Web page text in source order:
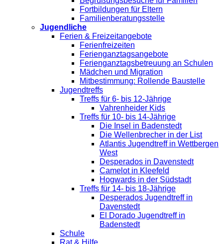
Fortbildungen für Eltern
Familienberatungsstelle
Jugendliche
Ferien & Freizeitangebote
Ferienfreizeiten
Ferienganztagsangebote
Ferienganztagsbetreuung an Schulen
Mädchen und Migration
Mitbestimmung: Rollende Baustelle
Jugendtreffs
Treffs für 6- bis 12-Jährige
Vahrenheider Kids
Treffs für 10- bis 14-Jährige
Die Insel in Badenstedt
Die Wellenbrecher in der List
Atlantis Jugendtreff in Wettbergen
West
Desperados in Davenstedt
Camelot in Kleefeld
Hogwards in der Südstadt
Treffs für 14- bis 18-Jährige
Desperados Jugendtreff in
Davenstedt
El Dorado Jugendtreff in
Badenstedt
Schule
Rat & Hilfe